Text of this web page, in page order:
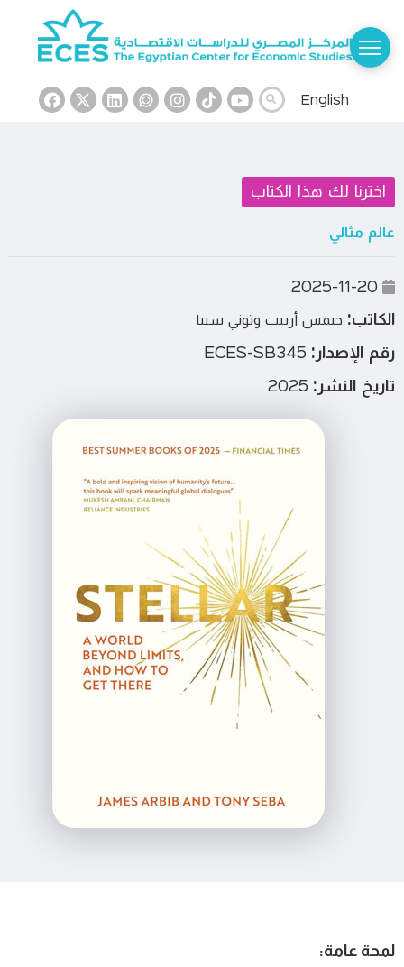
English
اخترنا لك هذا الكتاب
عالم مثالي
الكاتب: جيمس أربيب وتوني سيبا
رقم الإصدار:
تاريخ النشر:
لمحة عامة: